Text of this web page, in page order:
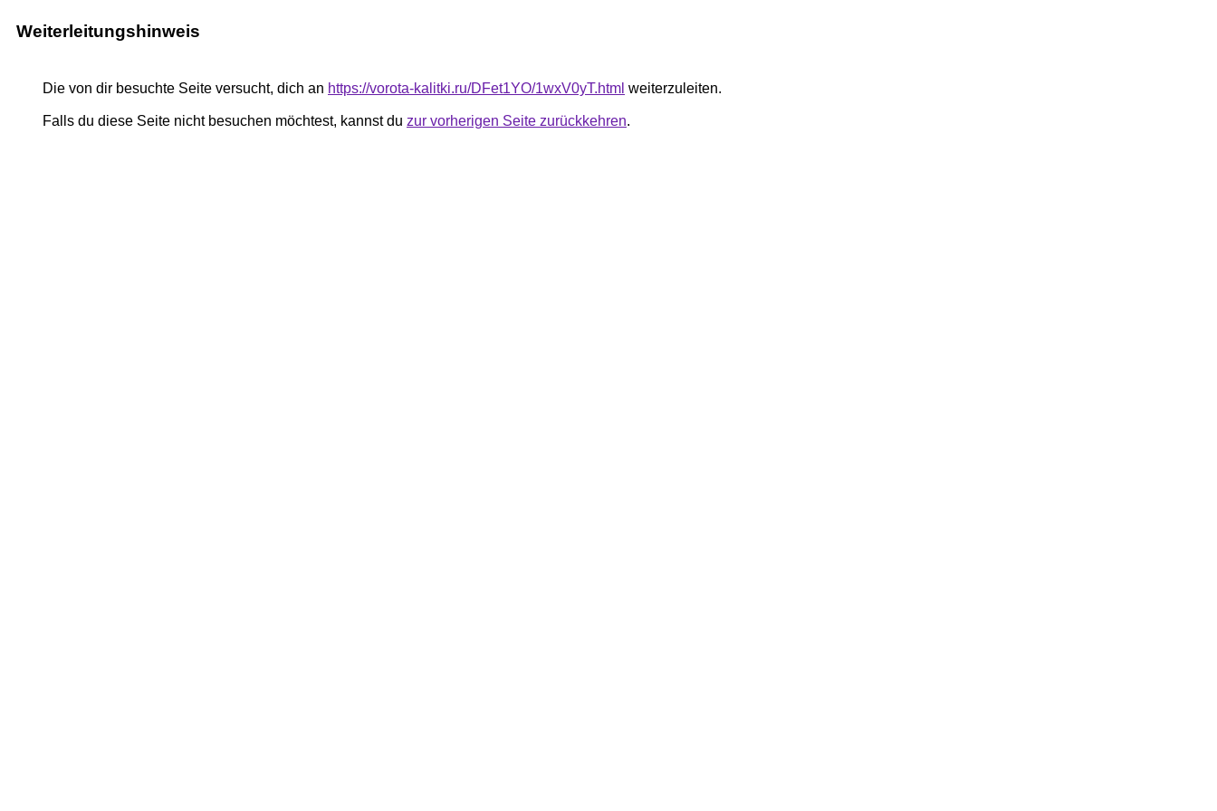
Weiterleitungshinweis
Die von dir besuchte Seite versucht, dich an https://vorota-kalitki.ru/DFet1YO/1wxV0yT.html weiterzuleiten.
Falls du diese Seite nicht besuchen möchtest, kannst du zur vorherigen Seite zurückkehren.